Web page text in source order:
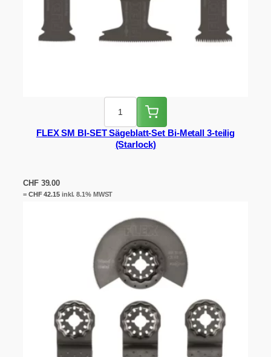
FLEX SM BI-SET Sägeblatt-Set Bi-Metall 3-teilig
(Starlock)
CHF39.00
= CHF42.15inkl. 8.1% MWST